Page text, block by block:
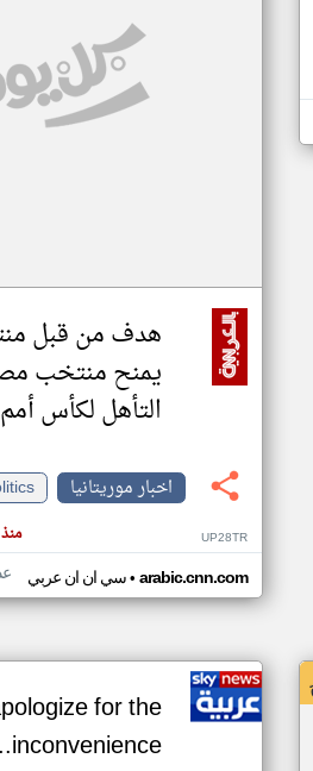
هدف من قبل
يمنح منتخب
التأهل لكأس أمم
اخبار موريتانيا
UP28TR
سي ان ان عربي• arabic.cnn.com
for the
inconvenience...